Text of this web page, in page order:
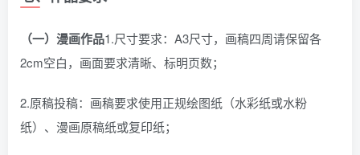
（一）漫画作品1.尺寸要求：A3尺寸，画稿四周请保留各
2cm空白，画面要求清晰、标明页数；
2.原稿投稿：画稿要求使用正规绘图纸（水彩纸或水粉
纸）、漫画原稿纸或复印纸；